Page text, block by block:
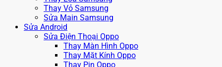
Thay Vỏ Samsung
Sửa Main Samsung
Sửa Android
Sửa Điện Thoại Oppo
Thay Màn Hình Oppo
Thay Mặt Kính Oppo
Thay Pin Oppo